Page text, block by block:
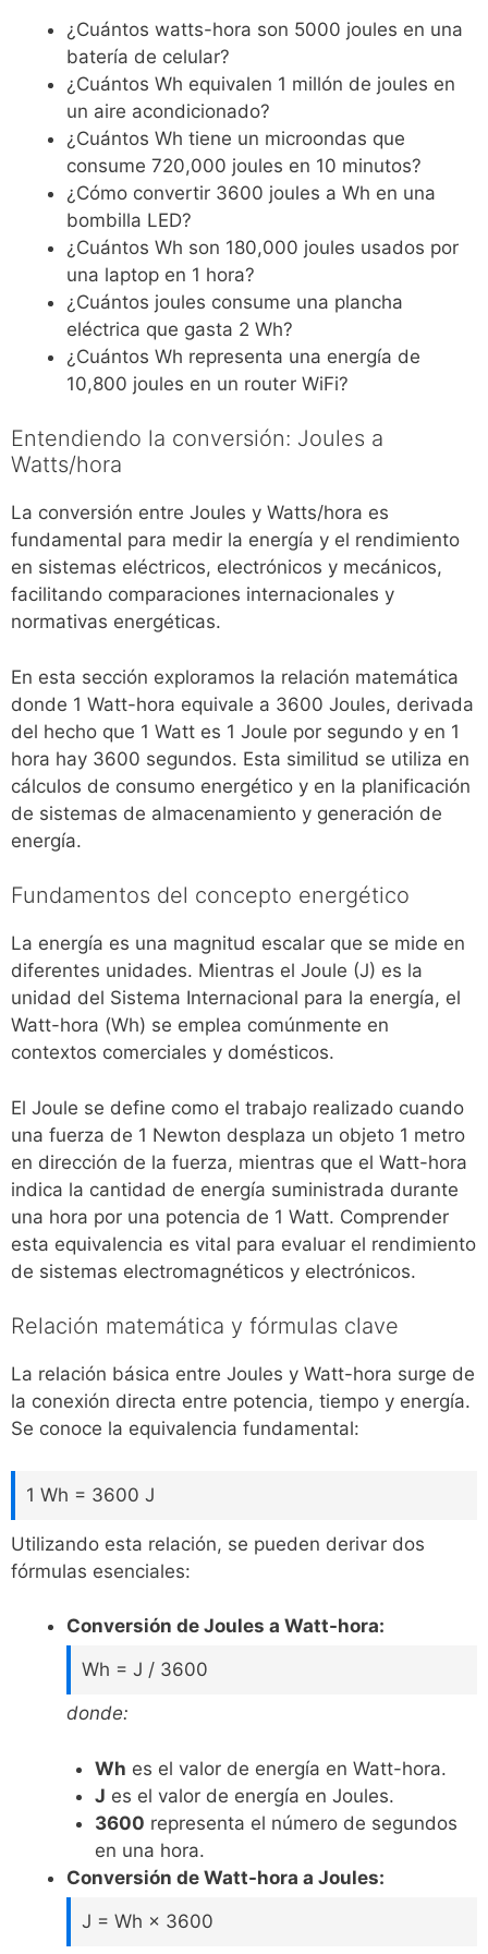
¿Cuántos watts-hora son 5000 joules en una
batería de celular?
¿Cuántos Wh equivalen 1 millón de joules en
un aire acondicionado?
¿Cuántos Wh tiene un microondas que
consume 720,000 joules en 10 minutos?
¿Cómo convertir 3600 joules a Wh en una
bombilla LED?
¿Cuántos Wh son 180,000 joules usados por
una laptop en 1 hora?
¿Cuántos joules consume una plancha
eléctrica que gasta 2 Wh?
¿Cuántos Wh representa una energía de
10,800 joules en un router WiFi?
Entendiendo la conversión: Joules a
Watts/hora
La conversión entre Joules y Watts/hora es
fundamental para medir la energía y el rendimiento
en sistemas eléctricos, electrónicos y mecánicos,
facilitando comparaciones internacionales y
normativas energéticas.
En esta sección exploramos la relación matemática
donde 1 Watt-hora equivale a 3600 Joules, derivada
del hecho que 1 Watt es 1 Joule por segundo y en 1
hora hay 3600 segundos. Esta similitud se utiliza en
cálculos de consumo energético y en la planificación
de sistemas de almacenamiento y generación de
energía.
Fundamentos del concepto energético
La energía es una magnitud escalar que se mide en
diferentes unidades. Mientras el Joule (J) es la
unidad del Sistema Internacional para la energía, el
Watt-hora (Wh) se emplea comúnmente en
contextos comerciales y domésticos.
El Joule se define como el trabajo realizado cuando
una fuerza de 1 Newton desplaza un objeto 1 metro
en dirección de la fuerza, mientras que el Watt-hora
indica la cantidad de energía suministrada durante
una hora por una potencia de 1 Watt. Comprender
esta equivalencia es vital para evaluar el rendimiento
de sistemas electromagnéticos y electrónicos.
Relación matemática y fórmulas clave
La relación básica entre Joules y Watt-hora surge de
la conexión directa entre potencia, tiempo y energía.
Se conoce la equivalencia fundamental:
1 Wh = 3600 J
Utilizando esta relación, se pueden derivar dos
fórmulas esenciales:
Conversión de Joules a Watt-hora:
Wh = J / 3600
donde:
Wh es el valor de energía en Watt-hora.
J es el valor de energía en Joules.
3600 representa el número de segundos
en una hora.
Conversión de Watt-hora a Joules:
J = Wh × 3600